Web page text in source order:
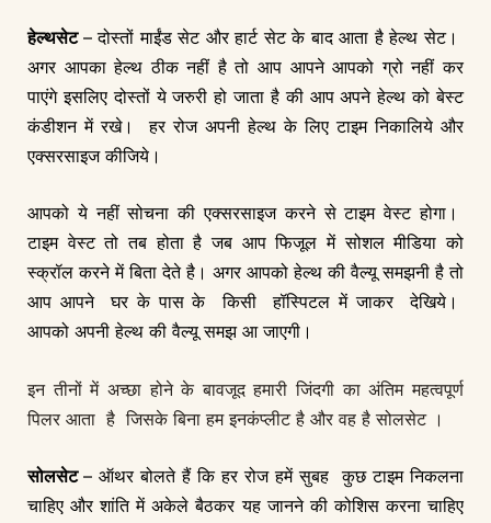
हेल्थसेट – दोस्तों माईंड सेट और हार्ट सेट के बाद आता है हेल्थ सेट।
अगर आपका हेल्थ ठीक नहीं है तो आप आपने आपको ग्रो नहीं कर
पाएंगे इसलिए दोस्तों ये जरुरी हो जाता है की आप अपने हेल्थ को बेस्ट
कंडीशन में रखे। हर रोज अपनी हेल्थ के लिए टाइम निकालिये और
एक्सरसाइज कीजिये।
आपको ये नहीं सोचना की एक्सरसाइज करने से टाइम वेस्ट होगा।
टाइम वेस्ट तो तब होता है जब आप फिजूल में सोशल मीडिया को
स्क्रॉल करने में बिता देते है। अगर आपको हेल्थ की वैल्यू समझनी है तो
आप आपने घर के पास के किसी हॉस्पिटल में जाकर देखिये।
आपको अपनी हेल्थ की वैल्यू समझ आ जाएगी।
इन तीनों में अच्छा होने के बावजूद हमारी जिंदगी का अंतिम महत्वपूर्ण
पिलर आता है जिसके बिना हम इनकंप्लीट है और वह है सोलसेट ।
सोलसेट – ऑथर बोलते हैं कि हर रोज हमें सुबह कुछ टाइम निकलना
चाहिए और शांति में अकेले बैठकर यह जानने की कोशिस करना चाहिए